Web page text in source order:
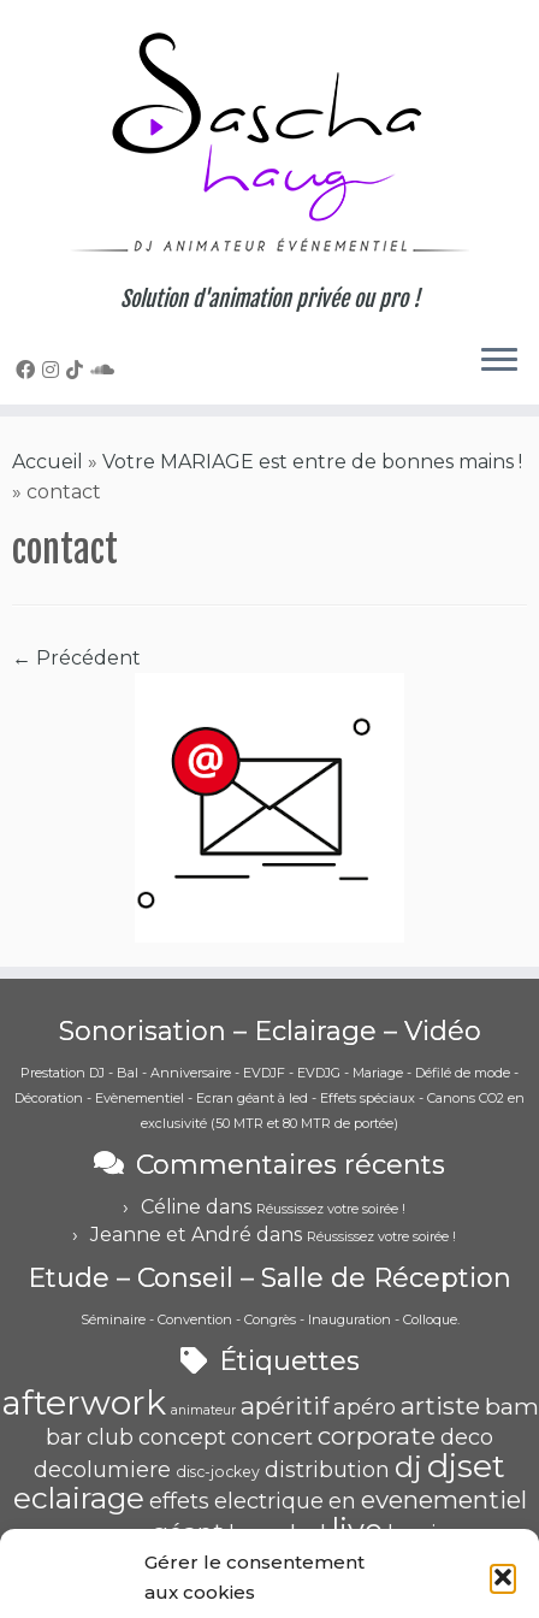
Gérer le consentement
aux cookies
Solution d'animation privée ou pro !
Accueil » Votre MARIAGE est entre de bonnes mains !
» contact
contact
← Précédent
Sonorisation – Eclairage – Vidéo
Prestation DJ - Bal - Anniversaire - EVDJF - EVDJG - Mariage - Défilé de mode -
Décoration - Evènementiel - Ecran géant à led - Effets spéciaux - Canons CO2 en
exclusivité (50 MTR et 80 MTR de portée)
Commentaires récents
Céline dans Réussissez votre soirée !
Jeanne et André dans Réussissez votre soirée !
Etude – Conseil – Salle de Réception
Séminaire - Convention - Congrès - Inauguration - Colloque.
Étiquettes
afterwork animateur apéritif apéro artiste bam
barclub conceptconcertcorporate deco
decolumiere disc-jockey distribution dj djset
eclairage effets electrique en evenementiel
groupegéanthaugledlivelumiere
mariagemise mix pau POP U L'AIR radio
saschahaugscenique soirée